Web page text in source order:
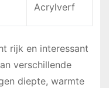
Acrylverf
rijk en interessant
verschillende
diepte, warmte